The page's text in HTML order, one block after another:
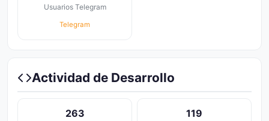
Usuarios Telegram
Telegram
Actividad de Desarrollo
263 119